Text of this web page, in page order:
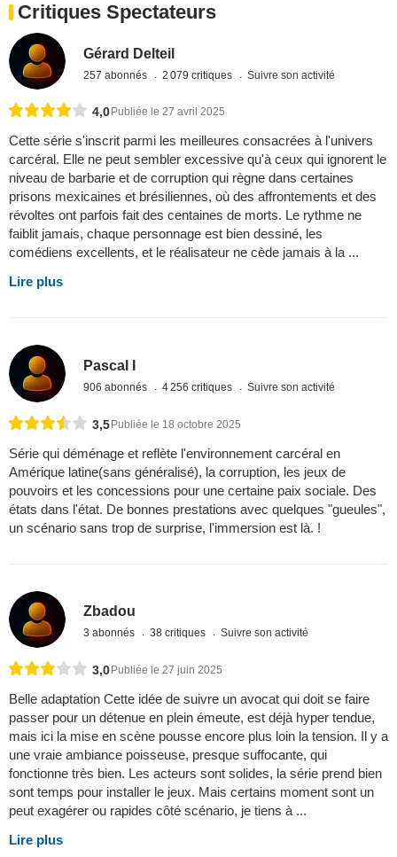
Critiques Spectateurs
Gérard Delteil
257 abonnés 2 079 critiques Suivre son activité
4,0 Publiée le 27 avril 2025
Cette série s'inscrit parmi les meilleures consacrées à l'univers
carcéral. Elle ne peut sembler excessive qu'à ceux qui ignorent le
niveau de barbarie et de corruption qui règne dans certaines
prisons mexicaines et brésiliennes, où des affrontements et des
révoltes ont parfois fait des centaines de morts. Le rythme ne
faiblit jamais, chaque personnage est bien dessiné, les
comédiens excellents, et le réalisateur ne cède jamais à la ...
Lire plus
Pascal I
906 abonnés 4 256 critiques Suivre son activité
3,5Publiée le 18 octobre 2025
Série qui déménage et reflète l'environnement carcéral en
Amérique latine(sans généralisé), la corruption, les jeux de
pouvoirs et les concessions pour une certaine paix sociale. Des
états dans l'état. De bonnes prestations avec quelques "gueules",
un scénario sans trop de surprise, l'immersion est là. !
Zbadou
3 abonnés 38 critiques Suivre son activité
3,0 Publiée le 27 juin 2025
Belle adaptation Cette idée de suivre un avocat qui doit se faire
passer pour un détenue en plein émeute, est déjà hyper tendue,
mais ici la mise en scène pousse encore plus loin la tension. Il y a
une vraie ambiance poisseuse, presque suffocante, qui
fonctionne très bien. Les acteurs sont solides, la série prend bien
sont temps pour installer le jeux. Mais certains moment sont un
peut exagérer ou rapides côté scénario, je tiens à ...
Lire plus